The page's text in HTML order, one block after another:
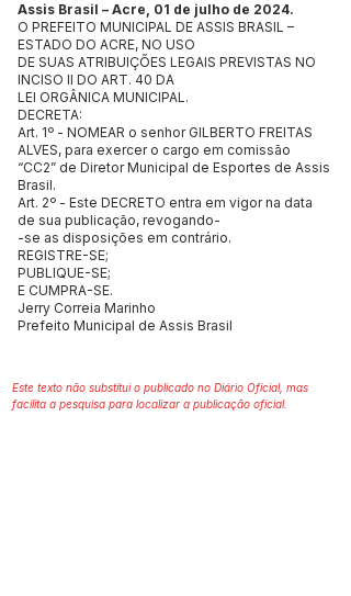
Assis Brasil – Acre, 01 de julho de 2024.
O PREFEITO MUNICIPAL DE ASSIS BRASIL –
ESTADO DO ACRE, NO USO
DE SUAS ATRIBUIÇÕES LEGAIS PREVISTAS NO
INCISO II DO ART. 40 DA
LEI ORGÂNICA MUNICIPAL.
DECRETA:
Art. 1º - NOMEAR o senhor GILBERTO FREITAS
ALVES, para exercer o cargo em comissão
“CC2” de Diretor Municipal de Esportes de Assis
Brasil.
Art. 2º - Este DECRETO entra em vigor na data
de sua publicação, revogando-
-se as disposições em contrário.
REGISTRE-SE;
PUBLIQUE-SE;
E CUMPRA-SE.
Jerry Correia Marinho
Prefeito Municipal de Assis Brasil
Este texto não substitui o publicado no Diário Oficial, mas
facilita a pesquisa para localizar a publicação oficial.